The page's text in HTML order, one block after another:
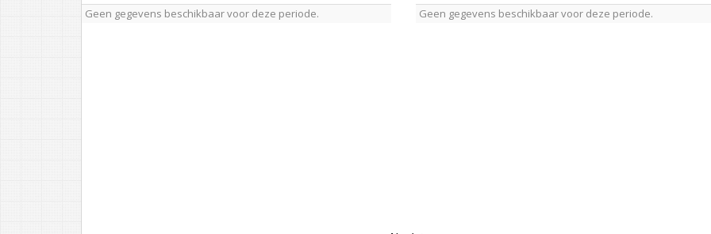
Geen gegevens beschikbaar voor deze periode. Geen gegevens beschikbaar voor deze periode.